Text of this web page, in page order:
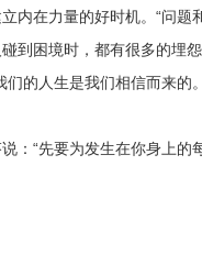
内在力量的好时机。“问
到困境时，都有很多的埋
们的人生是我们相信而来
：“先要为发生在你身上的